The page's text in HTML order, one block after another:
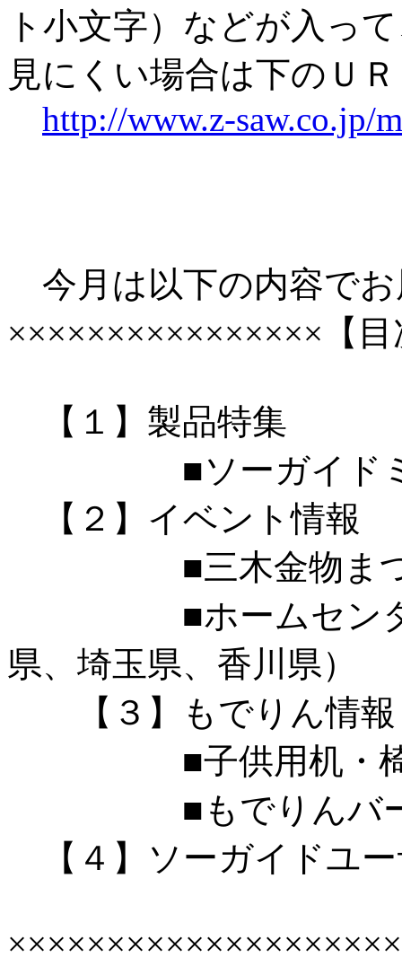
ト小文字）などが入っ
見にくい場合は下のＵ
http://www.z-saw.co.jp/
今月は以下の内容で
××××××××××××××××【
【１】製品特集
■ソーガイド
【２】イベント情報
■三木金物ま
■ホームセンター
県、埼玉県、香川県）
【３】もでりん情報
■子供用机・椅
■もでりんバー
【４】ソーガイドユ